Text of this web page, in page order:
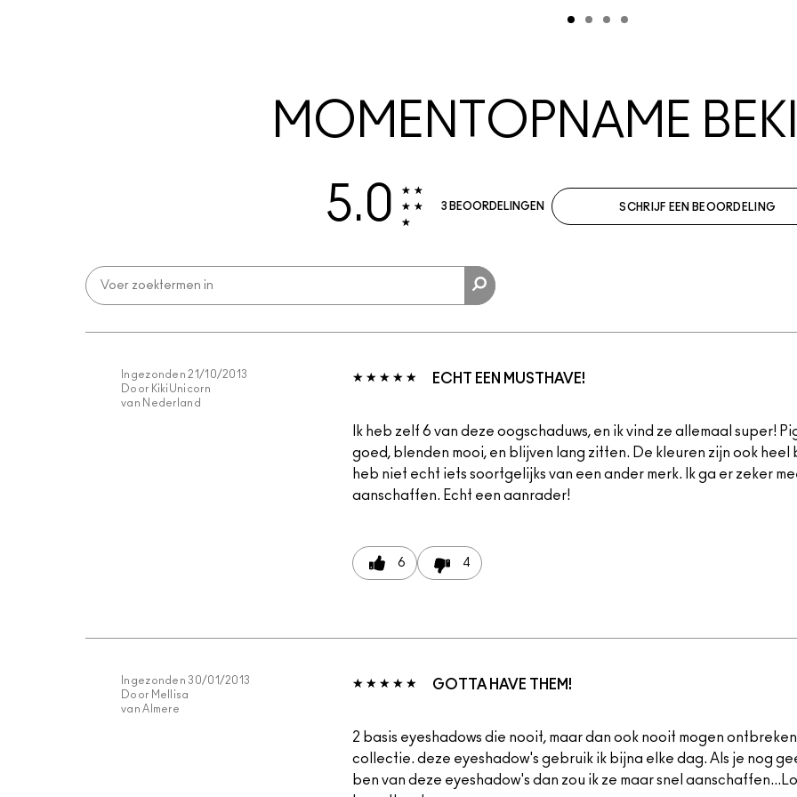
MOMENTOPNAME
5.0
3 BEOORDELINGEN SCHRIJF EEN BEOORDELING
ECHT EEN MUSTHAVE!
Ingezonden 21/10/2013
Door KikiUnicorn
van Nederland
Ik heb zelf 6 van deze oogschaduws, en ik vind ze allemaal super!
goed, blenden mooi, en blijven lang zitten. De kleuren zijn ook heel
heb niet echt iets soortgelijks van een ander merk. Ik ga er zeker
aanschaffen. Echt een aanrader!
6 4
GOTTA HAVE THEM!
Ingezonden30/01/2013
Door Mellisa
van Almere
2 basis eyeshadows die nooit, maar dan ook nooit mogen
collectie. deze eyeshadow's gebruik ik bijna elke dag. Als je nog
ben van deze eyeshadow's dan zou ik ze maar snel